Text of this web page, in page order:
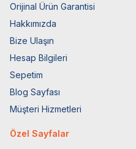
Orijinal Ürün Garantisi
Hakkımızda
Bize Ulaşın
Hesap Bilgileri
Sepetim
Blog Sayfası
Müşteri Hizmetleri
Özel Sayfalar